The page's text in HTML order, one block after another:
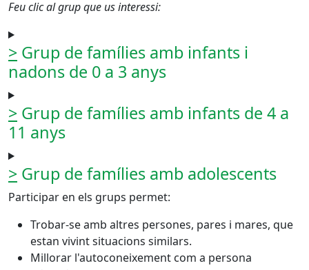
Feu clic al grup que us interessi:
> Grup de famílies amb infants i
nadons de 0 a 3 anys
> Grup de famílies amb infants de 4 a
11 anys
> Grup de famílies amb adolescents
Participar en els grups permet:
Trobar-se amb altres persones, pares i mares, que
estan vivint situacions similars.
Millorar l'autoconeixement com a persona